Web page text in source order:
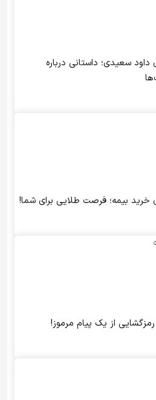
سعیدی؛ داستانی درباره
خرید بیمه؛ فرصت طلایی برای شما!
از یک پیام مرموز!